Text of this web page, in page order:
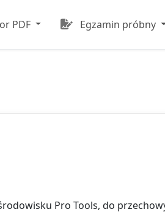
PDF Egzamin próbny
Pro Tools, do